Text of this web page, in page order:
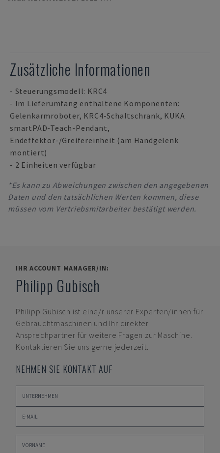
Zusätzliche Informationen
- Steuerungsmodell: KRC4
- Im Lieferumfang enthaltene Komponenten:
Gelenkarmroboter, KRC4-Schaltschrank, KUKA
smartPAD-Teach-Pendant,
Endeffektor-/Greifereinheit (am Handgelenk
montiert)
- 2 Einheiten verfügbar
*Es kann zu Abweichungen zwischen den angegebenen
Daten und den tatsächlichen Werten kommen, diese
müssen vom Vertriebsmitarbeiter bestätigt werden.
IHR ACCOUNT MANAGER/IN:
Philipp Gubisch
Philipp Gubisch ist eine/r unserer Experten/innen für
Gebrauchtmaschinen und Ihr direkter
Ansprechpartner für weitere Fragen zur Maschine.
Kontaktieren Sie uns gerne jederzeit.
NEHMEN SIE KONTAKT AUF